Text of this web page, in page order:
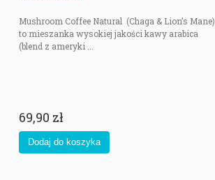
Mushroom Coffee Natural (Chaga & Lion’s Mane)
to mieszanka wysokiej jakości kawy arabica
(blend z ameryki ...
69,90 zł